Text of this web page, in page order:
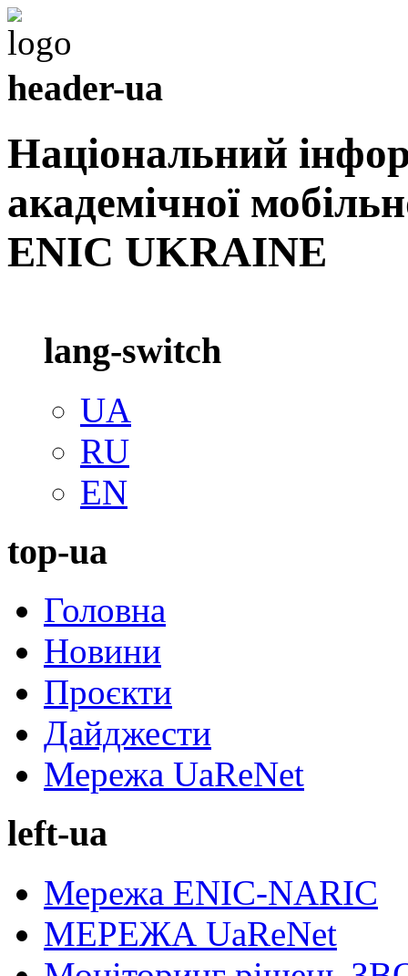
header-ua
Національний
академічної
ENIC UKRAINE
lang-switch
UA
RU
EN
top-ua
Головна
Новини
Проєкти
Дайджести
Мережа UaReNet
left-ua
Мережа ENIC-NARIC
МЕРЕЖА UaReNet